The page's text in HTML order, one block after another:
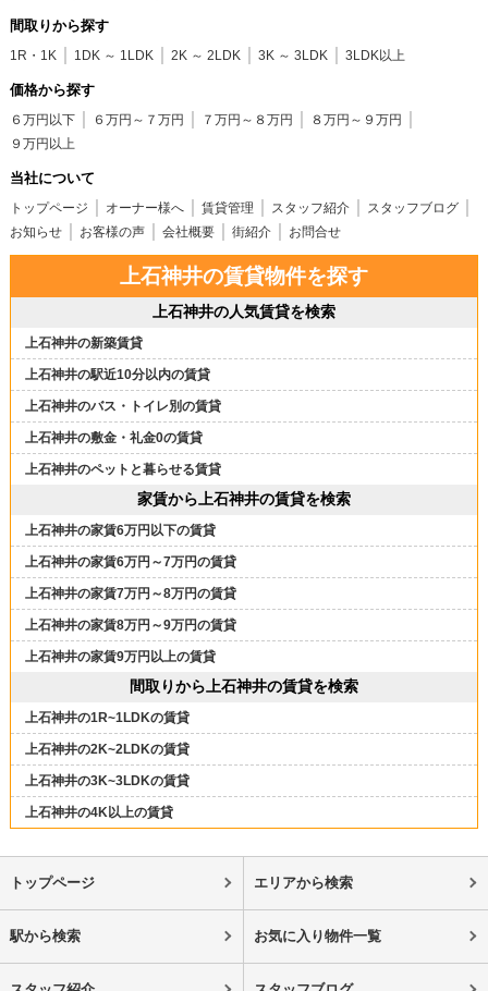
間取りから探す
1R・1K 1DK ～ 1LDK 2K ～ 2LDK 3K ～ 3LDK 3LDK以上
価格から探す
６万円以下 ６万円～７万円 ７万円～８万円
８万円～９万円
９万円以上
当社について
トップページ オーナー様へ 賃貸管理 スタッフ紹介
スタッフブログ
お知らせ
お客様の声 会社概要 街紹介 お問合せ
上石神井の賃貸物件を探す
上石神井の人気賃貸を検索
上石神井の新築賃貸
上石神井の駅近10分以内の賃貸
上石神井のバス・トイレ別の賃貸
上石神井の敷金・礼金0の賃貸
上石神井のペットと暮らせる賃貸
家賃から上石神井の賃貸を検索
上石神井の家賃6万円以下の賃貸
上石神井の家賃6万円～7万円の賃貸
上石神井の家賃7万円～8万円の賃貸
上石神井の家賃8万円～9万円の賃貸
上石神井の家賃9万円以上の賃貸
間取りから上石神井の賃貸を検索
上石神井の1R~1LDKの賃貸
上石神井の2K~2LDKの賃貸
上石神井の3K~3LDKの賃貸
上石神井の4K以上の賃貸
トップページ エリアから検索
駅から検索 お気に入り物件一覧